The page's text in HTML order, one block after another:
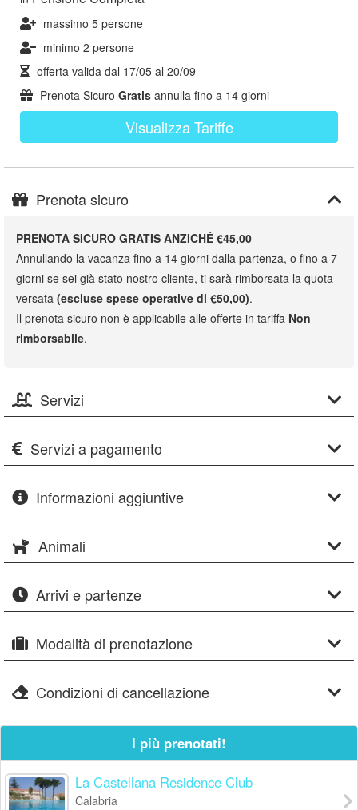
massimo 5 persone
minimo 2 persone
offerta valida dal 17/05 al 20/09
Prenota Sicuro Gratis annulla fino a 14 giorni
Visualizza Tariffe
Prenota sicuro
PRENOTA SICURO GRATIS ANZICHÉ €45,00
Annullando la vacanza fino a 14 giorni dalla partenza, o fino a 7
giorni se sei già stato nostro cliente, ti sarà rimborsata la quota
versata (escluse spese operative di €50,00).
Il prenota sicuro non è applicabile alle offerte in tariffa Non
rimborsabile.
Servizi
Servizi a pagamento
Informazioni aggiuntive
Animali
Arrivi e partenze
Modalità di prenotazione
Condizioni di cancellazione
I più prenotati!
La Castellana Residence Club
Calabria